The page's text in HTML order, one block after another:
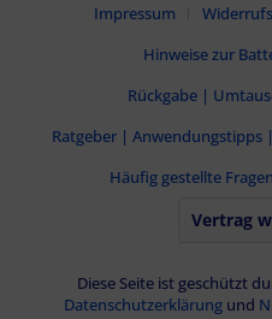
Impressum
Hinweise zur
Rückgabe |
Ratgeber | Anwendungstipps
Häufig gestellte
Vertrag
Diese Seite ist geschützt
Datenschutzerklärung und